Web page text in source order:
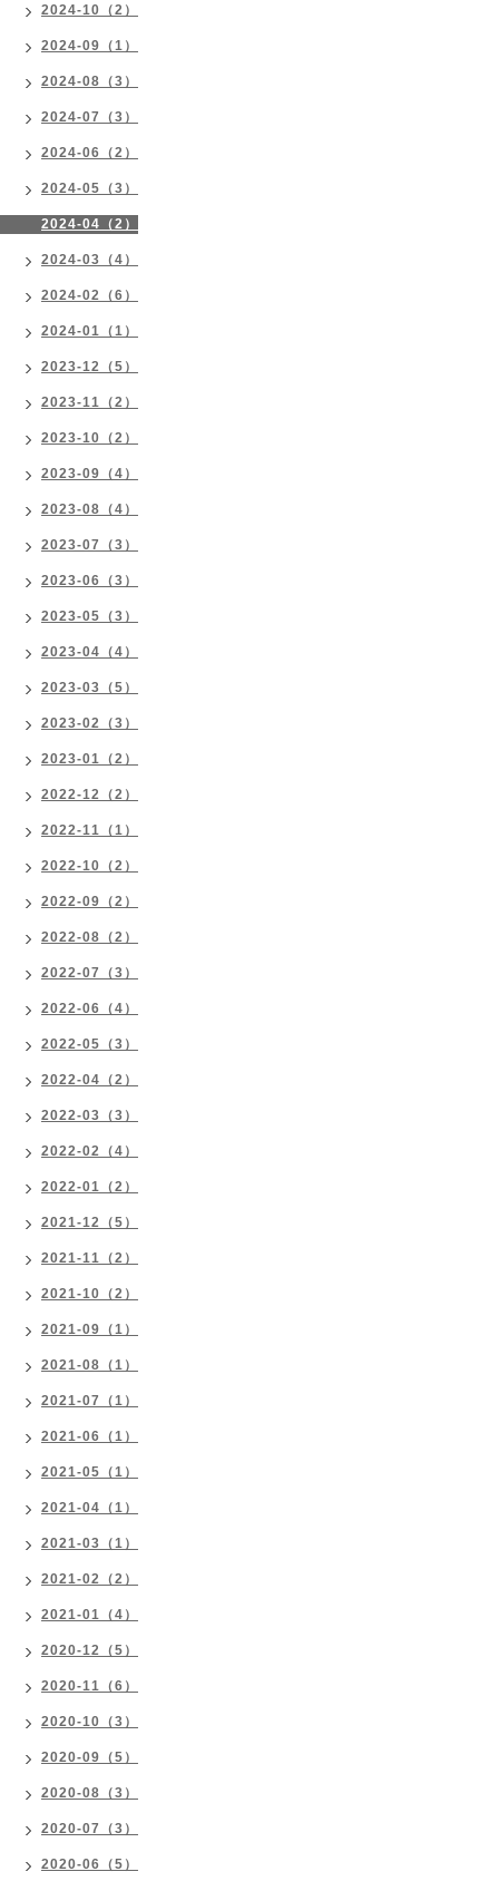
2024-10（2）
2024-09（1）
2024-08（3）
2024-07（3）
2024-06（2）
2024-05（3）
2024-04（2）
2024-03（4）
2024-02（6）
2024-01（1）
2023-12（5）
2023-11（2）
2023-10（2）
2023-09（4）
2023-08（4）
2023-07（3）
2023-06（3）
2023-05（3）
2023-04（4）
2023-03（5）
2023-02（3）
2023-01（2）
2022-12（2）
2022-11（1）
2022-10（2）
2022-09（2）
2022-08（2）
2022-07（3）
2022-06（4）
2022-05（3）
2022-04（2）
2022-03（3）
2022-02（4）
2022-01（2）
2021-12（5）
2021-11（2）
2021-10（2）
2021-09（1）
2021-08（1）
2021-07（1）
2021-06（1）
2021-05（1）
2021-04（1）
2021-03（1）
2021-02（2）
2021-01（4）
2020-12（5）
2020-11（6）
2020-10（3）
2020-09（5）
2020-08（3）
2020-07（3）
2020-06（5）